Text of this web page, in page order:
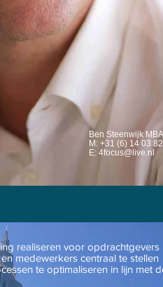
Ben Steenwijk MBA
M: +31 (6) 14 03
E: 4focus@live.nl
realiseren voor opdrachtgevers
medewerkers centraal te stellen
te optimaliseren in lijn met